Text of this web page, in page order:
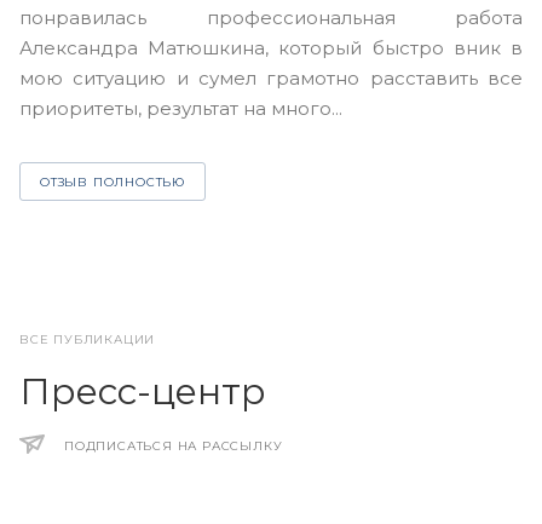
понравилась профессиональная работа
Александра Матюшкина, который быстро вник в
мою ситуацию и сумел грамотно расставить все
приоритеты, результат на много...
ОТЗЫВ ПОЛНОСТЬЮ
ВСЕ ПУБЛИКАЦИИ
Пресс-центр
ПОДПИСАТЬСЯ НА РАССЫЛКУ